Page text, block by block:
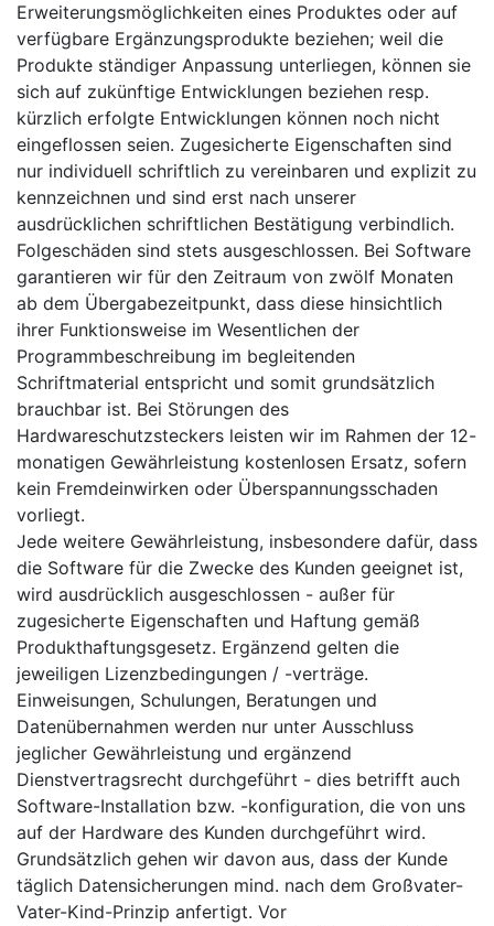
Erweiterungsmöglichkeiten eines Produktes oder auf
verfügbare Ergänzungsprodukte beziehen; weil die
Produkte ständiger Anpassung unterliegen, können sie
sich auf zukünftige Entwicklungen beziehen resp.
kürzlich erfolgte Entwicklungen können noch nicht
eingeflossen seien. Zugesicherte Eigenschaften sind
nur individuell schriftlich zu vereinbaren und explizit zu
kennzeichnen und sind erst nach unserer
ausdrücklichen schriftlichen Bestätigung verbindlich.
Folgeschäden sind stets ausgeschlossen. Bei Software
garantieren wir für den Zeitraum von zwölf Monaten
ab dem Übergabezeitpunkt, dass diese hinsichtlich
ihrer Funktionsweise im Wesentlichen der
Programmbeschreibung im begleitenden
Schriftmaterial entspricht und somit grundsätzlich
brauchbar ist. Bei Störungen des
Hardwareschutzsteckers leisten wir im Rahmen der 12-
monatigen Gewährleistung kostenlosen Ersatz, sofern
kein Fremdeinwirken oder Überspannungsschaden
vorliegt.
Jede weitere Gewährleistung, insbesondere dafür, dass
die Software für die Zwecke des Kunden geeignet ist,
wird ausdrücklich ausgeschlossen - außer für
zugesicherte Eigenschaften und Haftung gemäß
Produkthaftungsgesetz. Ergänzend gelten die
jeweiligen Lizenzbedingungen / -verträge.
Einweisungen, Schulungen, Beratungen und
Datenübernahmen werden nur unter Ausschluss
jeglicher Gewährleistung und ergänzend
Dienstvertragsrecht durchgeführt - dies betrifft auch
Software-Installation bzw. -konfiguration, die von uns
auf der Hardware des Kunden durchgeführt wird.
Grundsätzlich gehen wir davon aus, dass der Kunde
täglich Datensicherungen mind. nach dem Großvater-
Vater-Kind-Prinzip anfertigt. Vor